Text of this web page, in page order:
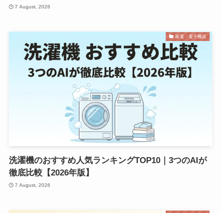
7 August, 2026
家電・電子機器
洗濯機のおすすめ人気ランキングTOP10｜3つのAIが
徹底比較【2026年版】
7 August, 2026